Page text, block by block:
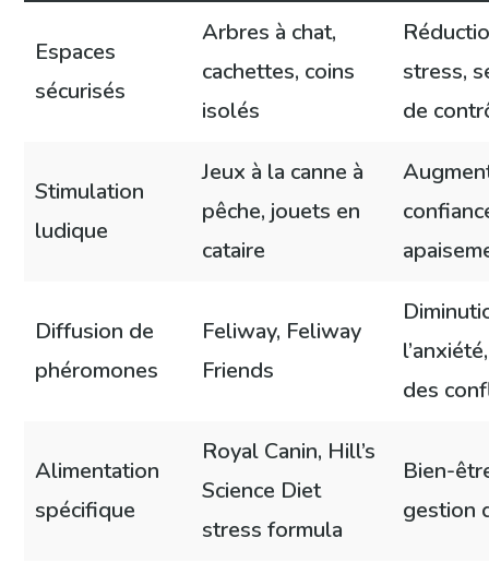
Espaces
sécurisés
Arbres à chat,
cachettes, coins
isolés
stress,
de
Stimulation
ludique
Jeux à la canne à
pêche, jouets en
cataire
Diffusion de
phéromones
Feliway, Feliway
Friends
des
Alimentation
spécifique
Royal Canin, Hill’s
Science Diet
stress formula
Bien-
gestion